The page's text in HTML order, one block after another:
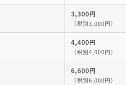
3,300円
（税別3,000円）
4,400円
（税別4,000円）
6,600円
（税別6,000円）